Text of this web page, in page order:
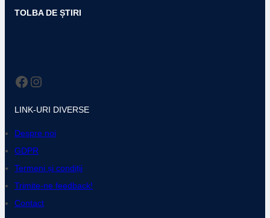
TOLBA DE ȘTIRI
Facebook Instagram
LINK-URI DIVERSE
Despre noi
GDPR
Termeni și condiții
Trimite-ne feedback!
Contact